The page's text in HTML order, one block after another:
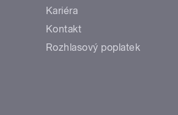
Kariéra
Kontakt
Rozhlasový poplatek